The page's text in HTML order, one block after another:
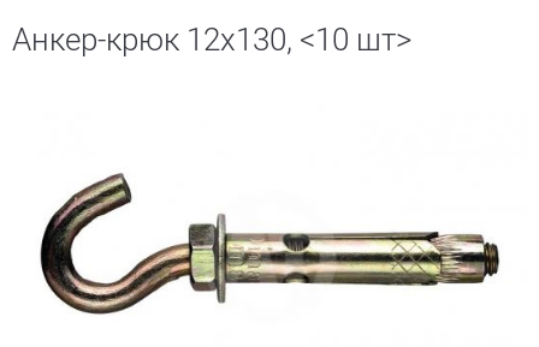
Анкер-крюк 12х130, <10 шт>